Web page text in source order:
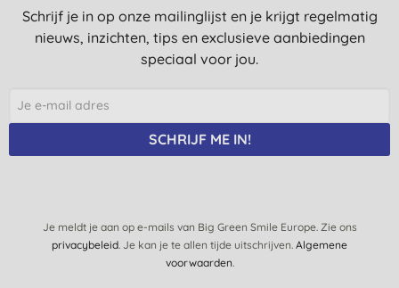
Schrijf je in op onze mailinglijst en je krijgt regelmatig
nieuws, inzichten, tips en exclusieve aanbiedingen
speciaal voor jou.
SCHRIJF ME IN!
Je meldt je aan op e-mails van Big Green Smile Europe. Zie ons
privacybeleid. Je kan je te allen tijde uitschrijven. Algemene
voorwaarden.